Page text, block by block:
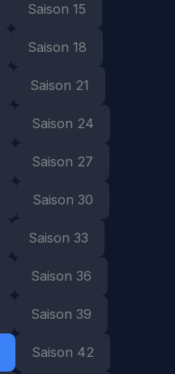
Saison 15
Saison 18
Saison 21
Saison 24
Saison 27
Saison 30
Saison 33
Saison 36
Saison 39
Saison 42